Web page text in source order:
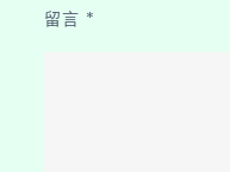
留言 *